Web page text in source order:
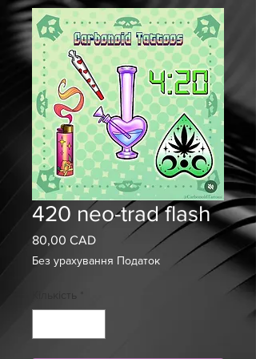
420 neo-trad flash
80,00 CADЦіна
Без урахування Податок
*